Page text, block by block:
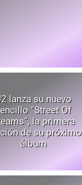
lanza su nuevo
“Street Of
la primera
de su próximo
álbum